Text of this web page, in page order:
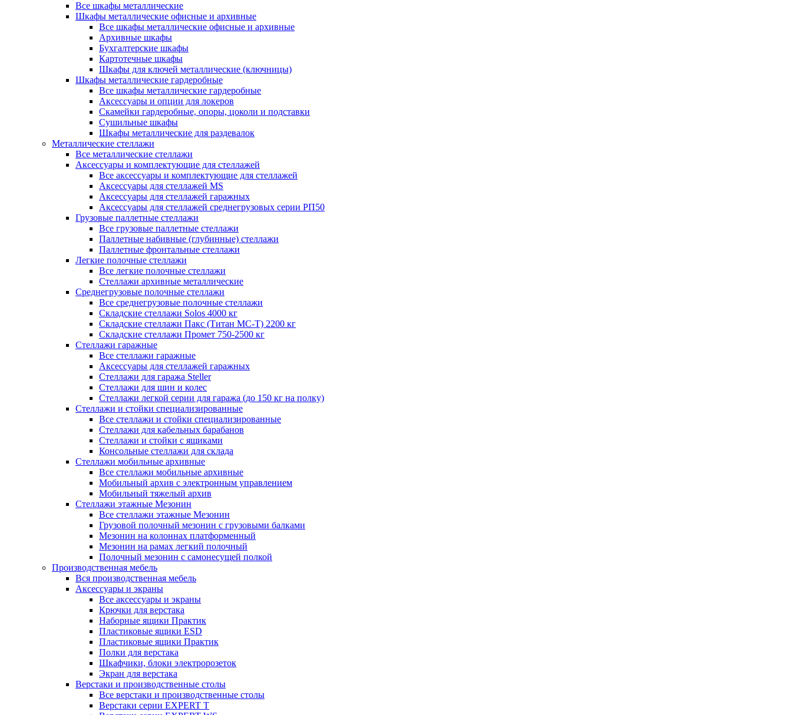
Все шкафы металлические
Шкафы металлические офисные и архивные
Все шкафы металлические офисные и архивные
Архивные шкафы
Бухгалтерские шкафы
Картотечные шкафы
Шкафы для ключей металлические (ключницы)
Шкафы металлические гардеробные
Все шкафы металлические гардеробные
Аксессуары и опции для локеров
Скамейки гардеробные, опоры, цоколи и подставки
Сушильные шкафы
Шкафы металлические для раздевалок
Металлические стеллажи
Все металлические стеллажи
Аксессуары и комплектующие для стеллажей
Все аксессуары и комплектующие для стеллажей
Аксессуары для стеллажей MS
Аксессуары для стеллажей гаражных
Аксессуары для стеллажей среднегрузовых серии РП50
Грузовые паллетные стеллажи
Все грузовые паллетные стеллажи
Паллетные набивные (глубинные) стеллажи
Паллетные фронтальные стеллажи
Легкие полочные стеллажи
Все легкие полочные стеллажи
Стеллажи архивные металлические
Среднегрузовые полочные стеллажи
Все среднегрузовые полочные стеллажи
Складские стеллажи Solos 4000 кг
Складские стеллажи Пакс (Титан МС-Т) 2200 кг
Складские стеллажи Промет 750-2500 кг
Стеллажи гаражные
Все стеллажи гаражные
Аксессуары для стеллажей гаражных
Стеллажи для гаража Steller
Стеллажи для шин и колес
Стеллажи легкой серии для гаража (до 150 кг на полку)
Стеллажи и стойки специализированные
Все стеллажи и стойки специализированные
Стеллажи для кабельных барабанов
Стеллажи и стойки с ящиками
Консольные стеллажи для склада
Стеллажи мобильные архивные
Все стеллажи мобильные архивные
Мобильный архив с электронным управлением
Мобильный тяжелый архив
Стеллажи этажные Мезонин
Все стеллажи этажные Мезонин
Грузовой полочный мезонин с грузовыми балками
Мезонин на колоннах платформенный
Мезонин на рамах легкий полочный
Полочный мезонин с самонесущей полкой
Производственная мебель
Вся производственная мебель
Аксессуары и экраны
Все аксессуары и экраны
Крючки для верстака
Наборные ящики Практик
Пластиковые ящики ESD
Пластиковые ящики Практик
Полки для верстака
Шкафчики, блоки электророзеток
Экран для верстака
Верстаки и производственные столы
Все верстаки и производственные столы
Верстаки серии EXPERT T